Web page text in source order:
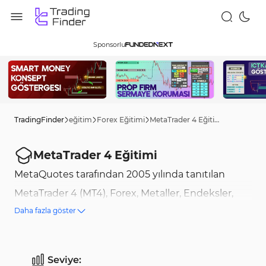
Sponsorlu
TradingFinder eğitim Forex Eğitimi MetaTrader 4 Eğitimi
MetaTrader 4 Eğitimi
MetaQuotes tarafından 2005 yılında tanıtılan
MetaTrader 4 (MT4), Forex, Metaller, Endeksler,
Enerjiler ve Kripto dahil olmak üzere çeşitli
Daha fazla göster
Seviye: